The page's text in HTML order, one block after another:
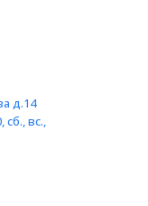
д.14
сб., вс.,